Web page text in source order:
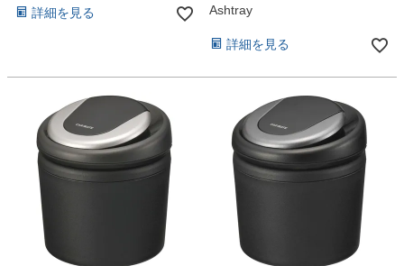
詳細を見る
Ashtray
詳細を見る